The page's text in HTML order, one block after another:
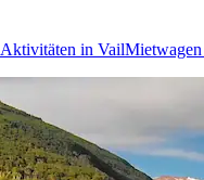
Aktivitäten in Vail